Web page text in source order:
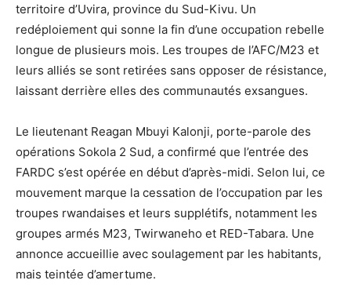
territoire d’Uvira, province du Sud-Kivu. Un
redéploiement qui sonne la fin d’une occupation rebelle
longue de plusieurs mois. Les troupes de l’AFC/M23 et
leurs alliés se sont retirées sans opposer de résistance,
laissant derrière elles des communautés exsangues.
Le lieutenant Reagan Mbuyi Kalonji, porte-parole des
opérations Sokola 2 Sud, a confirmé que l’entrée des
FARDC s’est opérée en début d’après-midi. Selon lui, ce
mouvement marque la cessation de l’occupation par les
troupes rwandaises et leurs supplétifs, notamment les
groupes armés M23, Twirwaneho et RED-Tabara. Une
annonce accueillie avec soulagement par les habitants,
mais teintée d’amertume.